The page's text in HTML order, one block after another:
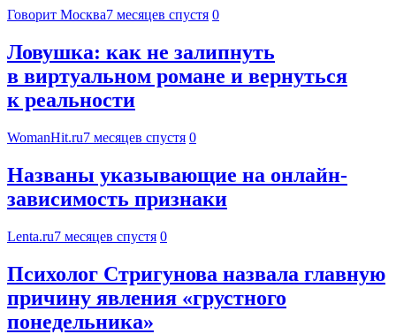
Говорит Москва7 месяцев спустя 0
Ловушка: как не залипнуть
в виртуальном романе и вернуться
к реальности
WomanHit.ru7 месяцев спустя 0
Названы указывающие на онлайн-
зависимость признаки
Lenta.ru7 месяцев спустя 0
Психолог Стригунова назвала главную
причину явления «грустного
понедельника»